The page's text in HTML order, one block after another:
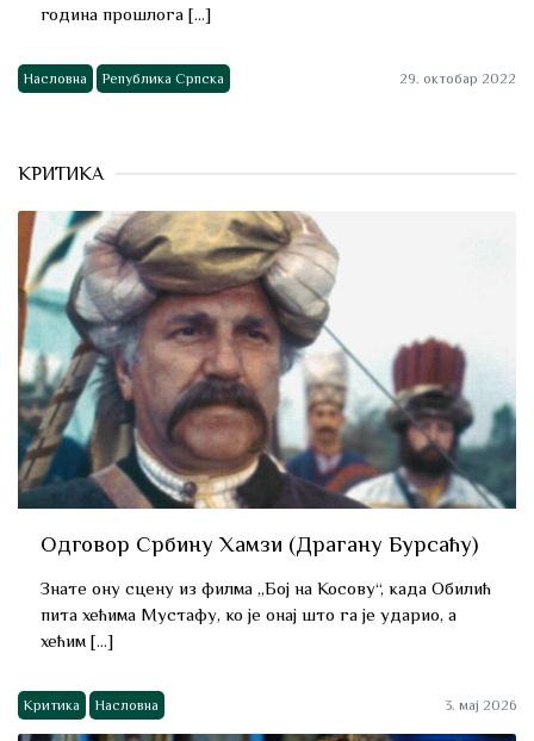
година прошлога […]
Насловна Република Српска 29. октобар 2022
КРИТИКА
Одговор Србину Хамзи (Драгану Бурсаћу)
Знате ону сцену из филма „Бој на Косову“, када Обилић
пита хећима Мустафу, ко је онај што га је ударио, а
хећим […]
Критика Насловна 3. мај 2026